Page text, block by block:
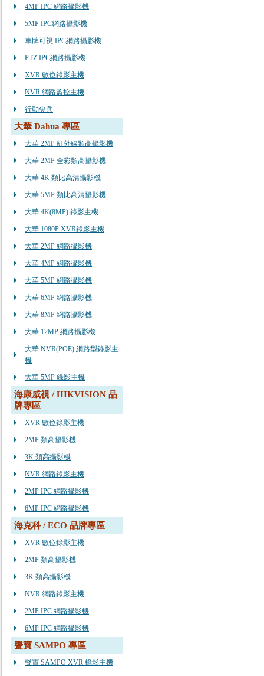
4MP IPC 網路攝影機
5MP IPC網路攝影機
車牌可視 IPC網路攝影機
PTZ IPC網路攝影機
XVR 數位錄影主機
NVR 網路監控主機
行動尖兵
大華 Dahua 專區
大華 2MP 紅外線類高攝影機
大華 2MP 全彩類高攝影機
大華 4K 類比高清攝影機
大華 5MP 類比高清攝影機
大華 4K(8MP) 錄影主機
大華 1080P XVR錄影主機
大華 2MP 網路攝影機
大華 4MP 網路攝影機
大華 5MP 網路攝影機
大華 6MP 網路攝影機
大華 8MP 網路攝影機
大華 12MP 網路攝影機
大華 NVR(POE) 網路型錄影主
機
大華 5MP 錄影主機
海康威視 / HIKVISION 品
牌專區
XVR 數位錄影主機
2MP 類高攝影機
3K 類高攝影機
NVR 網路錄影主機
2MP IPC 網路攝影機
6MP IPC 網路攝影機
海克科 / ECO 品牌專區
XVR 數位錄影主機
2MP 類高攝影機
3K 類高攝影機
NVR 網路錄影主機
2MP IPC 網路攝影機
6MP IPC 網路攝影機
聲寶 SAMPO 專區
聲寶 SAMPO XVR 錄影主機